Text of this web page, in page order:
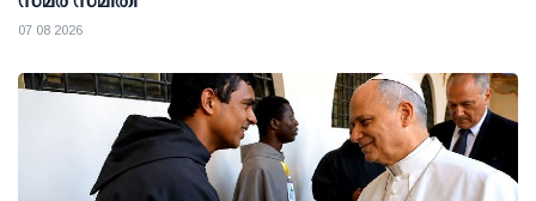
07 08 2026